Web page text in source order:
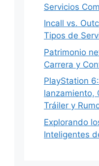
Servicios
Incall vs.
Tipos de
Patrimonio
Carrera y
PlayStation
lanzamiento,
Tráiler y
Explorando
Inteligentes